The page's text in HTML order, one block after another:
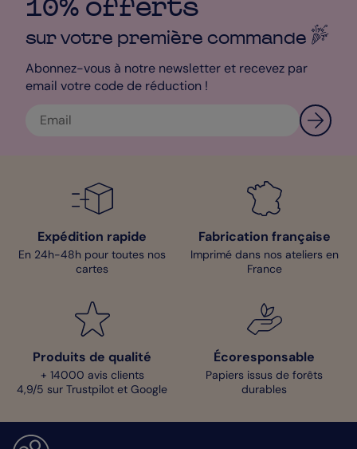
10% offerts
sur votre première commande
Abonnez-vous à notre newsletter et recevez par
email votre code de réduction !
Expédition rapide
En 24h-48h pour toutes nos
cartes
Fabrication française
Imprimé dans nos ateliers en
France
Produits de qualité
+ 14000 avis clients
4,9/5 sur Trustpilot et Google
Écoresponsable
Papiers issus de forêts
durables